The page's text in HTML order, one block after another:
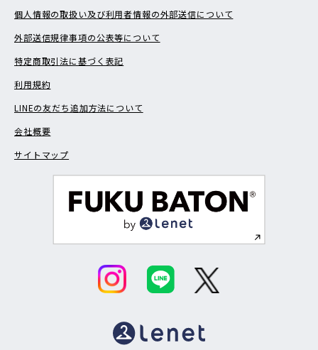
個人情報の取扱い及び利用者情報の外部送信について
外部送信規律事項の公表等について
特定商取引法に基づく表記
利用規約
LINEの友だち追加方法について
会社概要
サイトマップ